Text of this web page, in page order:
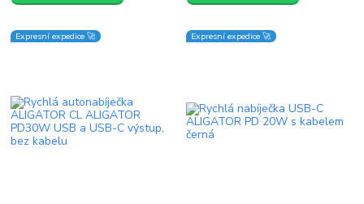
Expresní expedice 🚀 Expresní expedice 🚀